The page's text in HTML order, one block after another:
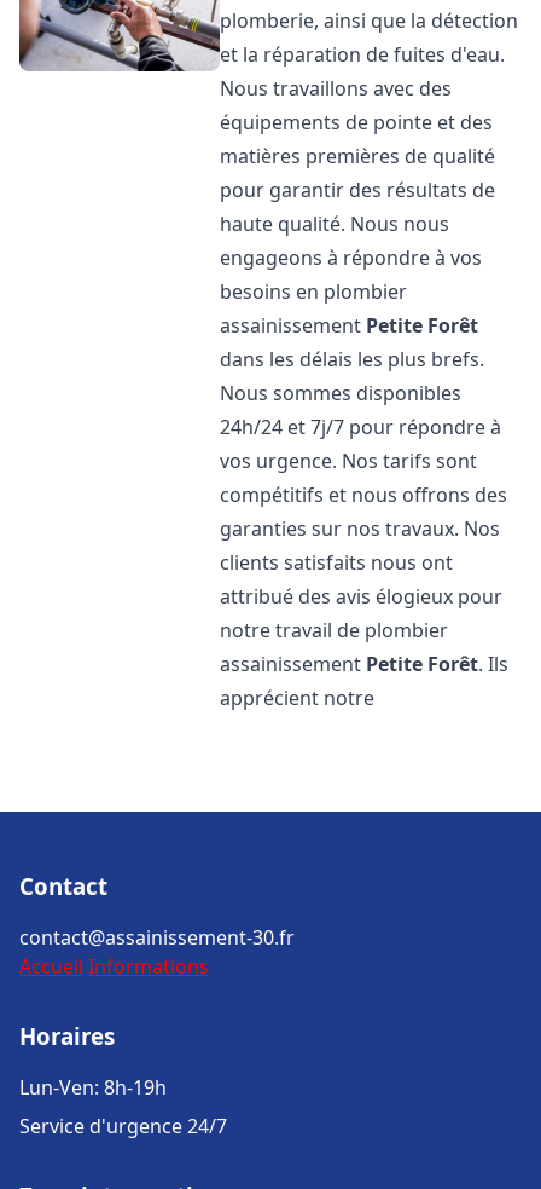
plomberie, ainsi que la détection
et la réparation de fuites d'eau.
Nous travaillons avec des
équipements de pointe et des
matières premières de qualité
pour garantir des résultats de
haute qualité. Nous nous
engageons à répondre à vos
besoins en plombier
assainissement Petite Forêt
dans les délais les plus brefs.
Nous sommes disponibles
24h/24 et 7j/7 pour répondre à
vos urgence. Nos tarifs sont
compétitifs et nous offrons des
garanties sur nos travaux. Nos
clients satisfaits nous ont
attribué des avis élogieux pour
notre travail de plombier
assainissement Petite Forêt. Ils
apprécient notre
Contact
contact@assainissement-30.fr
Accueil Informations
Horaires
Lun-Ven: 8h-19h
Service d'urgence 24/7